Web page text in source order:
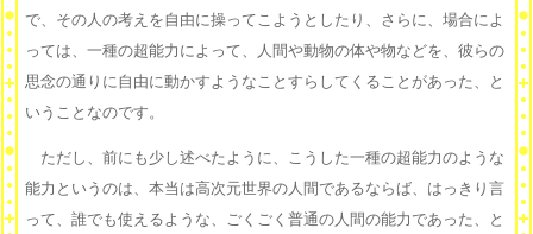
で、その人の考えを自由に操ってこようとしたり、さらに、場合によ
っては、一種の超能力によって、人間や動物の体や物などを、彼らの
思念の通りに自由に動かすようなことすらしてくることがあった、と
いうことなのです。
ただし、前にも少し述べたように、こうした一種の超能力のような
能力というのは、本当は高次元世界の人間であるならば、はっきり言
って、誰でも使えるような、ごくごく普通の人間の能力であった、と